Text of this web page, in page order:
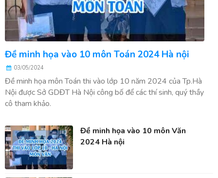
Đề minh họa vào 10 môn Toán 2024 Hà nội
03/05/2024
Đề minh họa môn Toán thi vào lớp 10 năm 2024 của Tp.Hà
Nội được Sở GDĐT Hà Nội công bố để các thí sinh, quý thầy
cô tham khảo.
Đề minh họa vào 10 môn Văn
2024 Hà nội